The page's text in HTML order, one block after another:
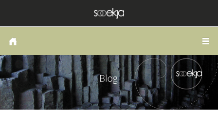
COACHING OF THERAPIE
LANGS DE WEG VAN HET HART
PUBLICATIES